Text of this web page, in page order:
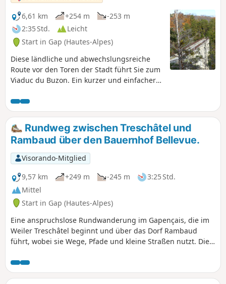
6,61 km
+254 m
-253 m
2:35 Std.
Leicht
Start in Gap (Hautes-Alpes)
Diese ländliche und abwechslungsreiche
Route vor den Toren der Stadt führt Sie zum
Viaduc du Buzon. Ein kurzer und einfacher
unternommen werden kann.
Rundweg zwischen Treschâtel und
Rambaud über den Bauernhof Bellevue.
Visorando-Mitglied
9,57 km
+249 m -245 m
3:25 Std.
Mittel
Start in Gap (Hautes-Alpes)
Eine anspruchslose Rundwanderung im Gapençais, die im
Weiler Treschâtel beginnt und über das Dorf Rambaud
führt, wobei sie Wege, Pfade und kleine Straßen nutzt. Die
Wanderungen in der kalten Jahreszeit.